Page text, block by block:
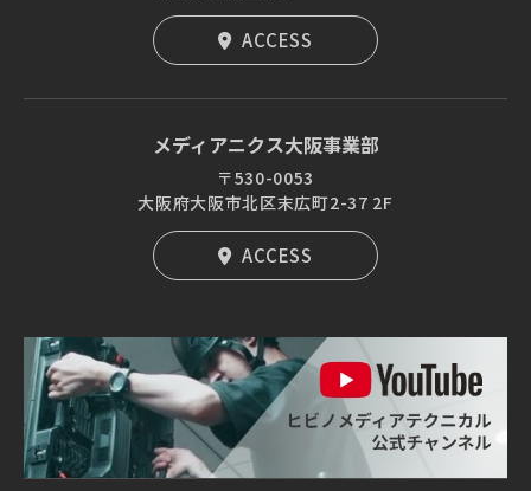
ACCESS
メディアニクス大阪事業部
〒530-0053
大阪府大阪市北区末広町2-37 2F
ACCESS